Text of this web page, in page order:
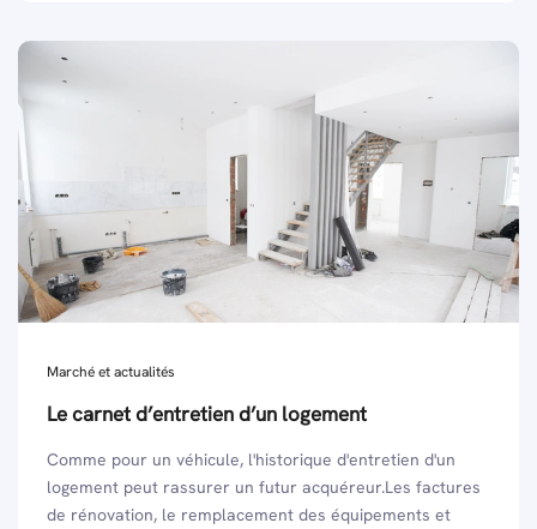
Marché et actualités
Le carnet d’entretien d’un logement
Comme pour un véhicule, l'historique d'entretien d'un
logement peut rassurer un futur acquéreur.Les factures
de rénovation, le remplacement des équipements et